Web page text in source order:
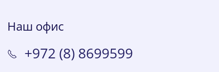
Наш офис
+972 (8) 8699599